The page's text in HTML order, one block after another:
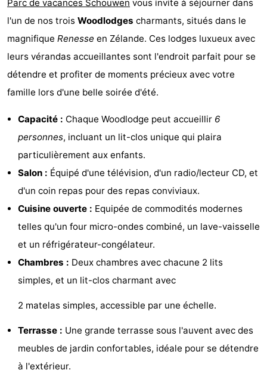
-
Buitenheem
-
Duinoord
-
Ginsterveld
-
Julianahoeve
-
Livingstone
Resort
Haamstede
-
Résidence
Hof
van
Haamstede
Schouwen
Schouwse
Valleien
Wijde
Blick
Zeeuwse
Kust
Hof
Hôtels
Last
Parc de vacances Schouwen vous invite à séjourner dans
l'un de nos trois Woodlodges charmants, situés dans le
magnifique Renesse en Zélande. Ces lodges luxueux avec
leurs vérandas accueillantes sont l'endroit parfait pour se
détendre et profiter de moments précieux avec votre
famille lors d'une belle soirée d'été.
Capacité : Chaque Woodlodge peut accueillir 6
personnes, incluant un lit-clos unique qui plaira
particulièrement aux enfants.
Salon : Équipé d'une télévision, d'un radio/lecteur CD, et
d'un coin repas pour des repas conviviaux.
Cuisine ouverte : Equipée de commodités modernes
telles qu'un four micro-ondes combiné, un lave-vaisselle
et un réfrigérateur-congélateur.
Chambres : Deux chambres avec chacune 2 lits
simples, et un lit-clos charmant avec
2 matelas simples, accessible par une échelle.
Terrasse : Une grande terrasse sous l'auvent avec des
meubles de jardin confortables, idéale pour se détendre
à l'extérieur.